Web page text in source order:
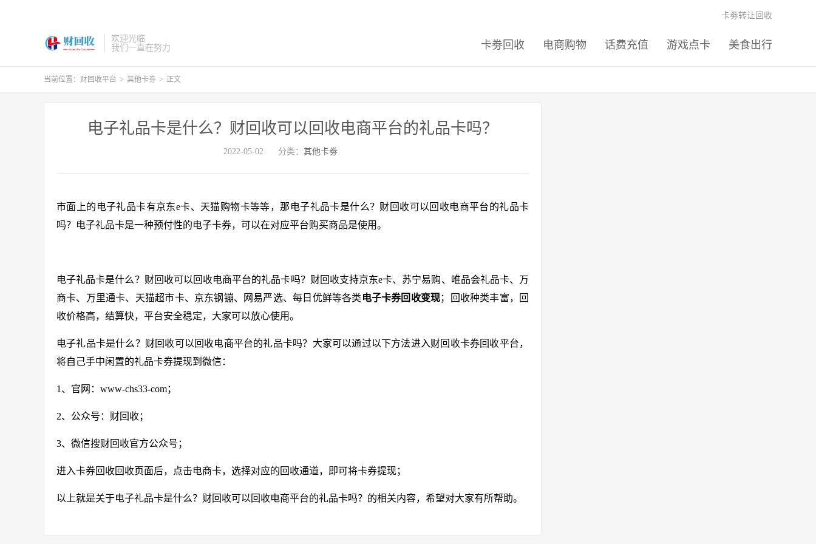
欢迎光临
我们一直在努力
卡劵回收 电商购物 话费充值 游戏点卡 美食出行
卡劵转让回收
当前位置： 财回收平台 > 其他卡劵 > 正文
电子礼品卡是什么？财回收可以回收电商平台的礼品卡吗？
2022-05-02 分类： 其他卡劵
市面上的电子礼品卡有京东e卡、天猫购物卡等等，那电子礼品卡是什么？财回收可以回收电商平台的礼品卡
吗？电子礼品卡是一种预付性的电子卡券，可以在对应平台购买商品是使用。
电子礼品卡是什么？财回收可以回收电商平台的礼品卡吗？财回收支持京东e卡、苏宁易购、唯品会礼品卡、万
商卡、万里通卡、天猫超市卡、京东钢镚、网易严选、每日优鲜等各类 电子卡券回收变现；回收种类丰富，回
收价格高，结算快，平台安全稳定，大家可以放心使用。
电子礼品卡是什么？财回收可以回收电商平台的礼品卡吗？大家可以通过以下方法进入财回收卡券回收平台，
将自己手中闲置的礼品卡券提现到微信：
1、官网： www-chs33-com；
2、公众号：财回收；
3、微信搜财回收官方公众号；
进入卡券回收回收页面后，点击电商卡，选择对应的回收通道，即可将卡券提现；
以上就是关于电子礼品卡是什么？财回收可以回收电商平台的礼品卡吗？的相关内容，希望对大家有所帮助。